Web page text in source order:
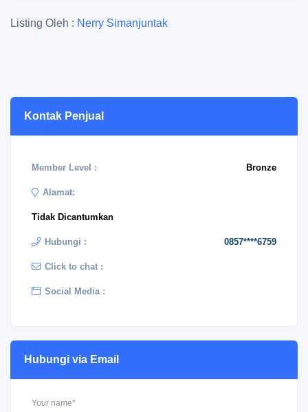
Listing Oleh : Nerry Simanjuntak
Kontak Penjual
Member Level : Bronze
Alamat:
Tidak Dicantumkan
Hubungi : 0857****6759
Click to chat :
Social Media :
Hubungi via Email
Your name*